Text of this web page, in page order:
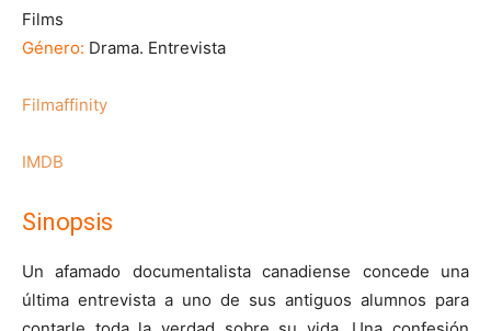
Films
Género: Drama. Entrevista
Filmaffinity
IMDB
Sinopsis
Un afamado documentalista canadiense concede una
última entrevista a uno de sus antiguos alumnos para